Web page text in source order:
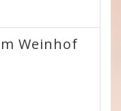
Weinhof